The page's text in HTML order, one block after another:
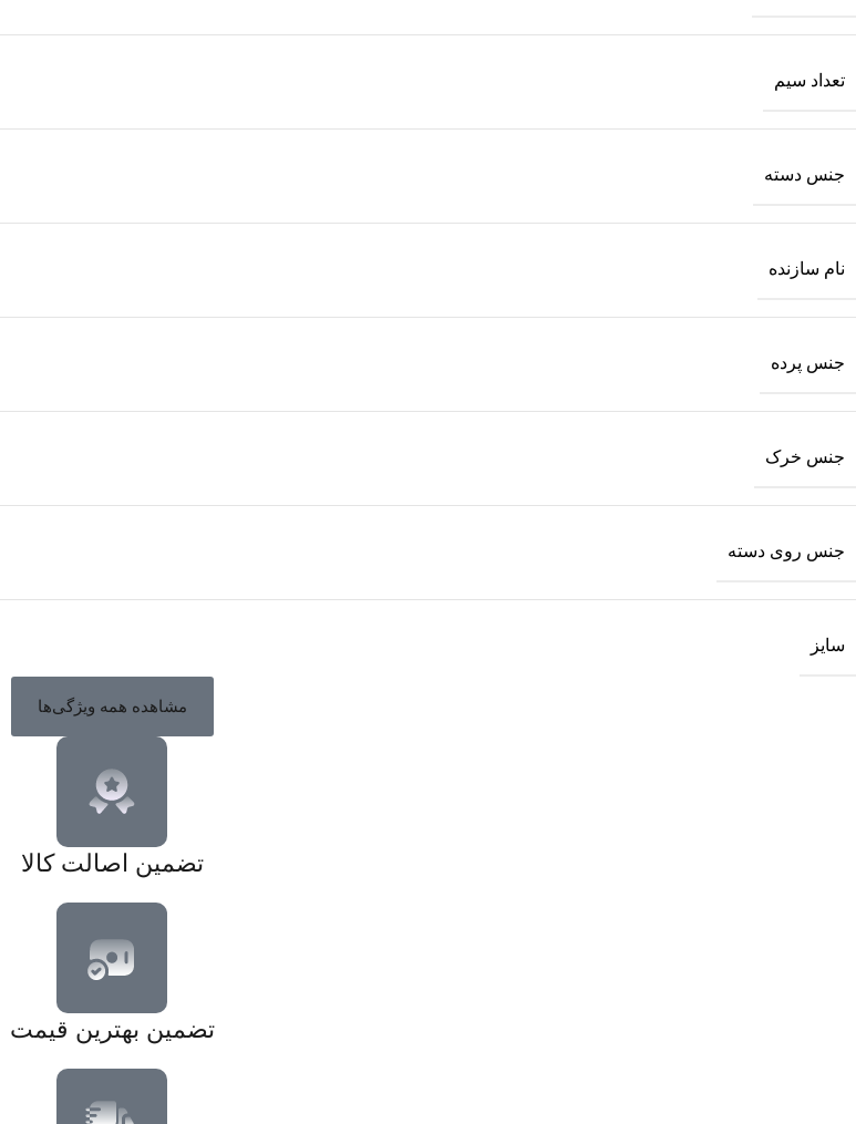
تعداد سیم
جنس دسته
نام سازنده
جنس پرده
جنس خرک
جنس روی دسته
سایز
مشاهده همه ویژگی‌ها
تضمین اصالت کالا
تضمین بهترین قیمت